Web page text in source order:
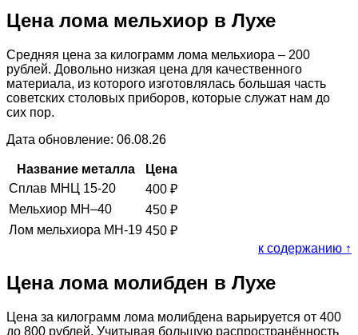
Цена лома мельхиор в Лухе
Средняя цена за килограмм лома мельхиора – 200
рублей. Довольно низкая цена для качественного
материала, из которого изготовлялась большая часть
советских столовых приборов, которые служат нам до
сих пор.
Дата обновление: 06.08.26
Название металла
Цена
Сплав МНЦ 15-20
400 ₽
Мельхиор МН–40
450 ₽
Лом мельхиора МН-19 450 ₽
к содержанию ↑
Цена лома молибден в Лухе
Цена за килограмм лома молибдена варьируется от 400
до 800 рублей. Учитывая большую распространённость